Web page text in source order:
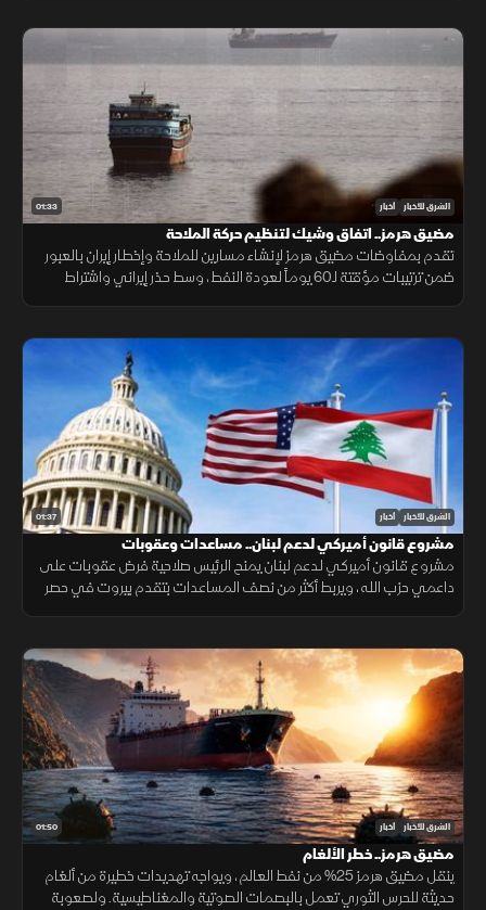
01:33 الشرق للأخبار أخبار
مضيق هرمز.. اتفاق وشيك لتنظيم حركة الملاحة
تقدم بمفاوضات مضيق هرمز لإنشاء مسارين للملاحة وإخطار إيران بالعبور
ضمن ترتيبات مؤقتة لـ60 يوماً لعودة النفط، وسط حذر إيراني واشتراط
01:37 الشرق للأخبار أخبار
مشروع قانون أميركي لدعم لبنان.. مساعدات وعقوبات
مشروع قانون أميركي لدعم لبنان يمنح الرئيس صلاحية فرض عقوبات على
داعمي حزب الله، ويربط أكثر من نصف المساعدات بتقدم بيروت في حصر
01:50 الشرق للأخبار أخبار
مضيق هرمز.. خطر الألغام
ينقل مضيق هرمز 25% من نفط العالم، ويواجه تهديدات خطيرة من ألغام
حديثة للحرس الثوري تعمل بالبصمات الصوتية والمغناطيسية. ولصعوبة